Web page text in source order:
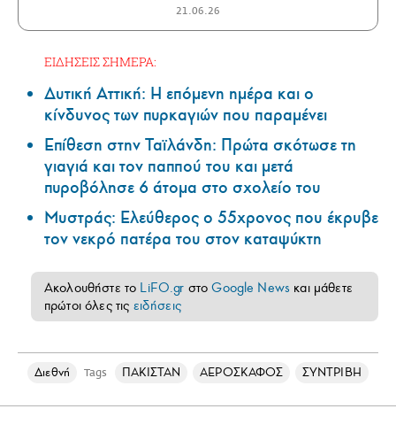
21.06.26
ΕΙΔΗΣΕΙΣ ΣΗΜΕΡΑ:
Δυτική Αττική: Η επόμενη ημέρα και ο
κίνδυνος των πυρκαγιών που παραμένει
Επίθεση στην Ταϊλάνδη: Πρώτα σκότωσε τη
γιαγιά και τον παππού του και μετά
πυροβόλησε 6 άτομα στο σχολείο του
Μυστράς: Ελεύθερος ο 55χρονος που έκρυβε
τον νεκρό πατέρα του στον καταψύκτη
Ακολουθήστε το LiFO.gr στοGoogle News και μάθετε
πρώτοι όλες τις ειδήσεις
Διεθνή Tags ΠΑΚΙΣΤΑΝ ΑΕΡΟΣΚΑΦΟΣ ΣΥΝΤΡΙΒΗ